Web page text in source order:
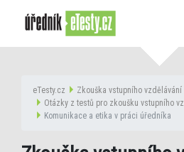
eTesty.cz Zkouška vstupního vzdělávání
Otázky z testů pro zkoušku vstupního
Komunikace a etika v práci úředníka